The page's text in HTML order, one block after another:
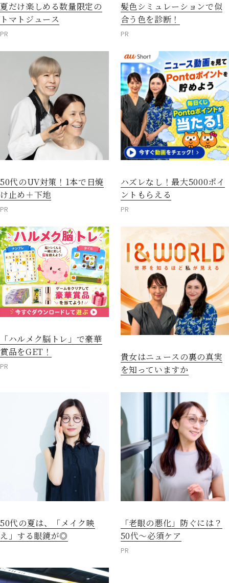
夏だけ楽しめる数量限定の
トマトジュース
PR
髪色シミュレーションで似
合う色を診断！
PR
50代のUV対策！1本で日焼
け止め＋下地
PR
ハズレなし！最大5000ポイ
ントもらえる
PR
「ハルメク脳トレ」で豪華
賞品をGET！
PR
貴女はニュースの裏の真実
を知っていますか
50代の夏は、「メイク映
え」する眼鏡が◎
「老眼の悪化」防ぐには？
50代～必須ケア
PR